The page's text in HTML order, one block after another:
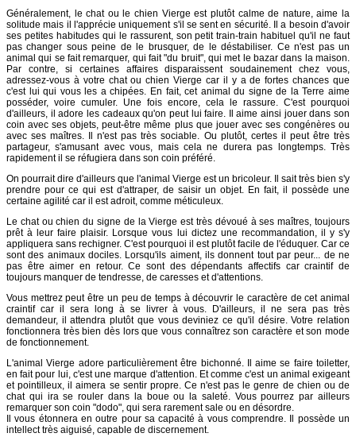
Généralement, le chat ou le chien Vierge est plutôt calme de nature, aime la
solitude mais il l'apprécie uniquement s'il se sent en sécurité. Il a besoin d'avoir
ses petites habitudes qui le rassurent, son petit train-train habituel qu'il ne faut
pas changer sous peine de le brusquer, de le déstabiliser. Ce n'est pas un
animal qui se fait remarquer, qui fait "du bruit", qui met le bazar dans la maison.
Par contre, si certaines affaires disparaissent soudainement chez vous,
adressez-vous à votre chat ou chien Vierge car il y a de fortes chances que
c'est lui qui vous les a chipées. En fait, cet animal du signe de la Terre aime
posséder, voire cumuler. Une fois encore, cela le rassure. C'est pourquoi
d'ailleurs, il adore les cadeaux qu'on peut lui faire. Il aime ainsi jouer dans son
coin avec ses objets, peut-être même plus que jouer avec ses congénères ou
avec ses maîtres. Il n'est pas très sociable. Ou plutôt, certes il peut être très
partageur, s'amusant avec vous, mais cela ne durera pas longtemps. Très
rapidement il se réfugiera dans son coin préféré.
On pourrait dire d'ailleurs que l'animal Vierge est un bricoleur. Il sait très bien s'y
prendre pour ce qui est d'attraper, de saisir un objet. En fait, il possède une
certaine agilité car il est adroit, comme méticuleux.
Le chat ou chien du signe de la Vierge est très dévoué à ses maîtres, toujours
prêt à leur faire plaisir. Lorsque vous lui dictez une recommandation, il y s'y
appliquera sans rechigner. C'est pourquoi il est plutôt facile de l'éduquer. Car ce
sont des animaux dociles. Lorsqu'ils aiment, ils donnent tout par peur... de ne
pas être aimer en retour. Ce sont des dépendants affectifs car craintif de
toujours manquer de tendresse, de caresses et d'attentions.
Vous mettrez peut être un peu de temps à découvrir le caractère de cet animal
craintif car il sera long à se livrer à vous. D'ailleurs, il ne sera pas très
demandeur, il attendra plutôt que vous deviniez ce qu'il désire. Votre relation
fonctionnera très bien dès lors que vous connaîtrez son caractère et son mode
de fonctionnement.
L'animal Vierge adore particulièrement être bichonné. Il aime se faire toiletter,
en fait pour lui, c'est une marque d'attention. Et comme c'est un animal exigeant
et pointilleux, il aimera se sentir propre. Ce n'est pas le genre de chien ou de
chat qui ira se rouler dans la boue ou la saleté. Vous pourrez par ailleurs
remarquer son coin "dodo", qui sera rarement sale ou en désordre.
Il vous étonnera en outre pour sa capacité à vous comprendre. Il possède un
intellect très aiguisé, capable de discernement.